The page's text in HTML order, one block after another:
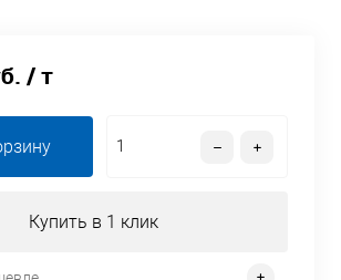
/ т
Купить в 1 клик